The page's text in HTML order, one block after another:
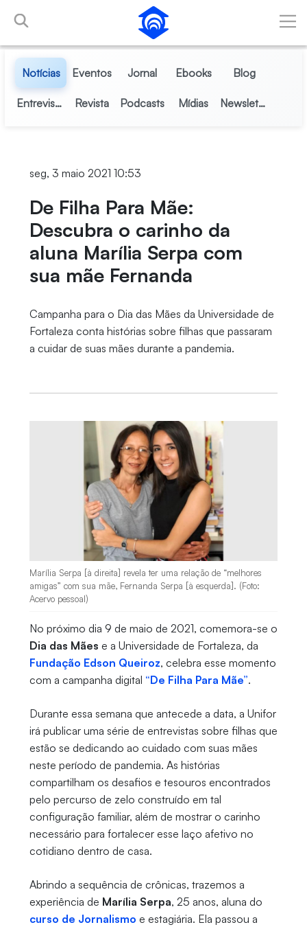
Pular para o Conteúdo principal
Notícias Eventos Jornal Ebooks Blog
Entrevistas Revista Podcasts Mídias Newsletter
seg, 3 maio 2021 10:53
De Filha Para Mãe:
Descubra o carinho da
aluna Marília Serpa com
sua mãe Fernanda
Campanha para o Dia das Mães da Universidade de
Fortaleza conta histórias sobre filhas que passaram
a cuidar de suas mães durante a pandemia.
Marília Serpa [à direita] revela ter uma relação de “melhores
amigas” com sua mãe, Fernanda Serpa [à esquerda]. (Foto:
Acervo pessoal)
No próximo dia 9 de maio de 2021, comemora-se o
Dia das Mães e a Universidade de Fortaleza, da
Fundação Edson Queiroz, celebra esse momento
com a campanha digital “De Filha Para Mãe”.
Durante essa semana que antecede a data, a Unifor
irá publicar uma série de entrevistas sobre filhas que
estão se dedicando ao cuidado com suas mães
neste período de pandemia. As histórias
compartilham os desafios e tesouros encontrados
pelo percurso de zelo construído em tal
configuração familiar, além de mostrar o carinho
necessário para fortalecer esse laço afetivo no
cotidiano dentro de casa.
Abrindo a sequência de crônicas, trazemos a
experiência de Marília Serpa, 25 anos, aluna do
curso de Jornalismo e estagiária. Ela passou a